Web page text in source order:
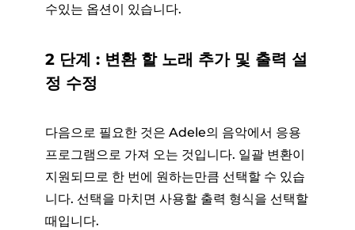
수있는 옵션이 있습니다.
2 단계 : 변환 할 노래 추가 및 출력 설
정 수정
다음으로 필요한 것은 Adele의 음악에서 응용
프로그램으로 가져 오는 것입니다. 일괄 변환이
지원되므로 한 번에 원하는만큼 선택할 수 있습
니다. 선택을 마치면 사용할 출력 형식을 선택할
때입니다.